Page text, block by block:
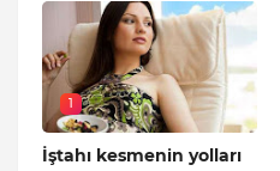
1
İştahı kesmenin yolları